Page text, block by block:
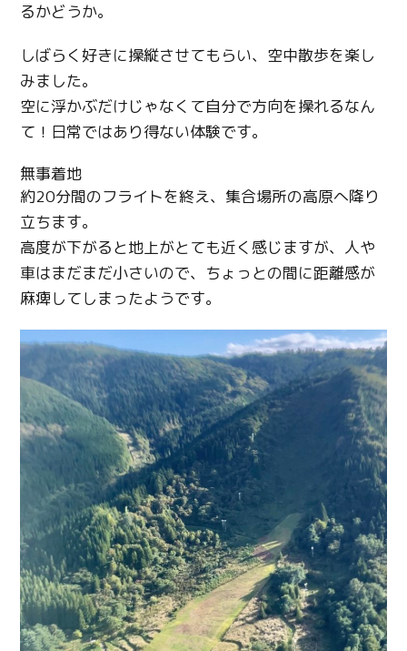
るかどうか。
しばらく好きに操縦させてもらい、空中散歩を楽し
みました。
空に浮かぶだけじゃなくて自分で方向を操れるなん
て！日常ではあり得ない体験です。
無事着地
約20分間のフライトを終え、集合場所の高原へ降り
立ちます。
高度が下がると地上がとても近く感じますが、人や
車はまだまだ小さいので、ちょっとの間に距離感が
麻痺してしまったようです。